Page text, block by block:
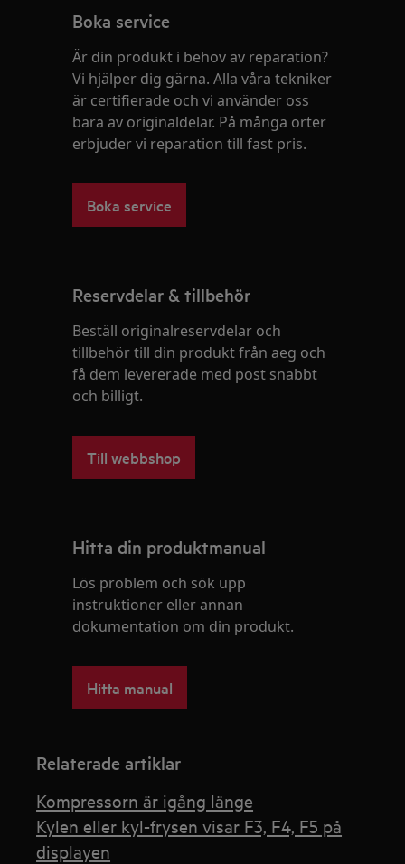
Boka service
Är din produkt i behov av reparation?
Vi hjälper dig gärna. Alla våra tekniker
är certifierade och vi använder oss
bara av originaldelar. På många orter
erbjuder vi reparation till fast pris.
Boka service
Reservdelar & tillbehör
Beställ originalreservdelar och
tillbehör till din produkt från aeg och
få dem levererade med post snabbt
och billigt.
Till webbshop
Hitta din produktmanual
Lös problem och sök upp
instruktioner eller annan
dokumentation om din produkt.
Hitta manual
Relaterade artiklar
Kompressorn är igång länge
Kylen eller kyl-frysen visar F3, F4, F5 på
displayen